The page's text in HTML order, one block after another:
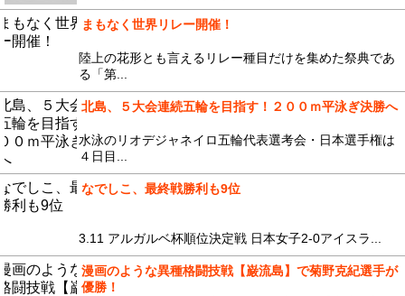
まもなく世界リレー開催！
陸上の花形とも言えるリレー種目だけを集めた祭典であ
る「第...
北島、５大会連続五輪を目指す！２００ｍ平泳ぎ決勝へ
水泳のリオデジャネイロ五輪代表選考会・日本選手権は
４日目...
なでしこ、最終戦勝利も9位
3.11 アルガルベ杯順位決定戦 日本女子2-0アイスラ...
漫画のような異種格闘技戦【巌流島】で菊野克紀選手が
優勝！